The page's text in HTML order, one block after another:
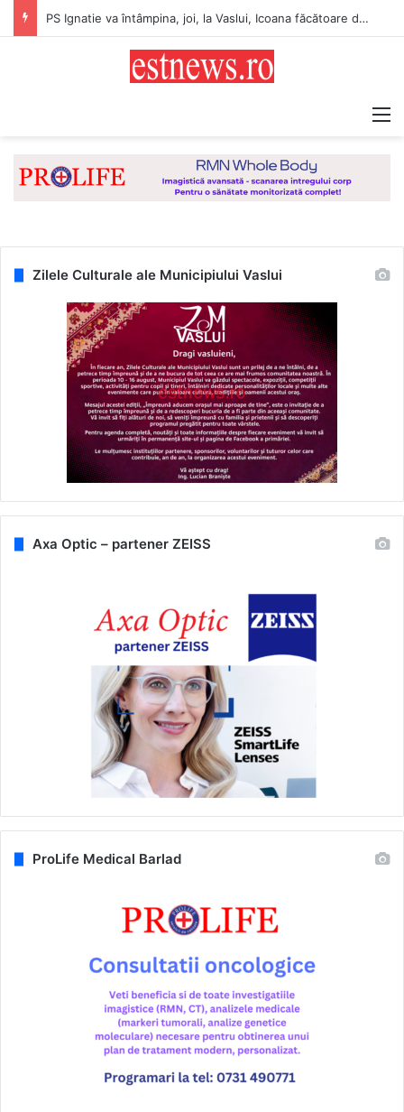
PS Ignatie va întâmpina, joi, la Vaslui, Icoana făcătoare de minuni a Maicii Domnului, de la Mănăstirea Hadâmbu
Zilele Culturale ale Municipiului Vaslui
Axa Optic – partener ZEISS
ProLife Medical Barlad